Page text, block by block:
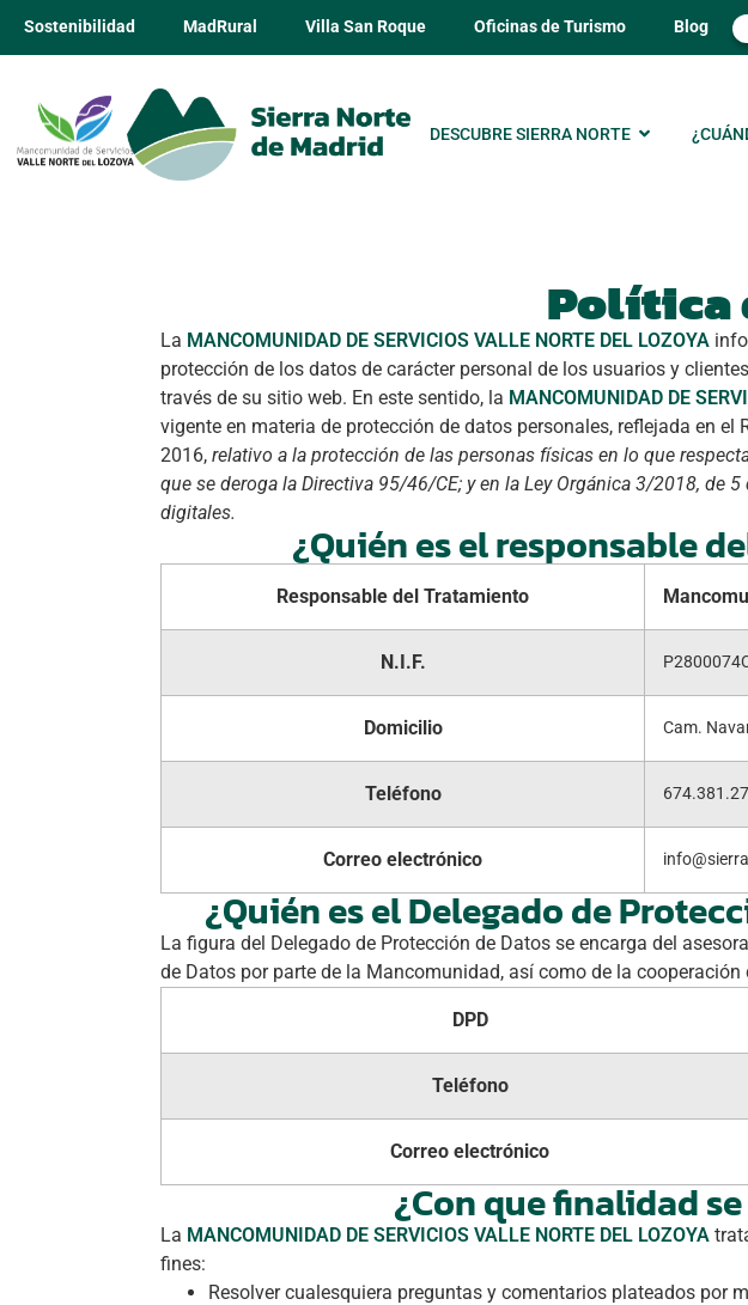
Sostenibilidad MadRural Villa San Roque Oficinas de Turismo Blog
DESCUBRE SIERRA NORTE
Política
La MANCOMUNIDAD DE SERVICIOS VALLE NORTE DEL LOZOYA
protección de los datos de carácter personal de los usuarios y
través de su sitio web. En este sentido, la MANCOMUNIDAD DE
vigente en materia de protección de datos personales, reflejada en
2016,relativo a la protección de las personas físicas en lo que
que se deroga la Directiva 95/46/CE; y en la Ley Orgánica 3/2018, de
digitales.
¿Quién es el responsable
Responsable del Tratamiento
N.I.F.
Domicilio Cam.
Teléfono
Correo electrónico
¿Quién es el Delegado de
La figura del Delegado de Protección de Datos se encarga del
de Datos por parte de la Mancomunidad, así como de la
DPD
Teléfono
Correo electrónico
¿Con que finalidad
La MANCOMUNIDAD DE SERVICIOS VALLE NORTE DEL LOZOYA
fines:
Resolver cualesquiera preguntas y comentarios plateados por